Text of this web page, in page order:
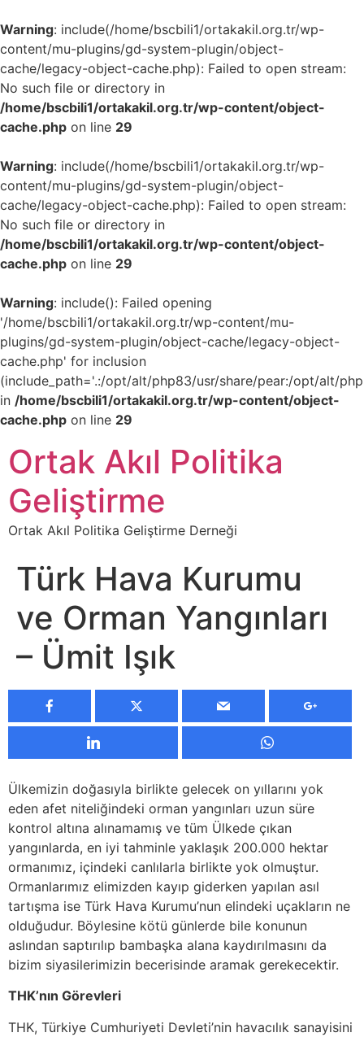
Warning: include(/home/bscbili1/ortakakil.org.tr/wp-
content/mu-plugins/gd-system-plugin/object-
cache/legacy-object-cache.php): Failed to open stream:
No such file or directory in
/home/bscbili1/ortakakil.org.tr/wp-content/object-
cache.php on line 29
Warning: include(/home/bscbili1/ortakakil.org.tr/wp-
content/mu-plugins/gd-system-plugin/object-
cache/legacy-object-cache.php): Failed to open stream:
No such file or directory in
/home/bscbili1/ortakakil.org.tr/wp-content/object-
cache.php on line 29
Warning: include(): Failed opening
'/home/bscbili1/ortakakil.org.tr/wp-content/mu-
plugins/gd-system-plugin/object-cache/legacy-object-
cache.php' for inclusion
(include_path='.:/opt/alt/php83/usr/share/pear:/opt/alt/
in /home/bscbili1/ortakakil.org.tr/wp-content/object-
cache.php on line 29
Ortak Akıl Politika
Geliştirme
Ortak Akıl Politika Geliştirme Derneği
Türk Hava Kurumu
ve Orman Yangınları
– Ümit Işık
Ülkemizin doğasıyla birlikte gelecek on yıllarını yok
eden afet niteliğindeki orman yangınları uzun süre
kontrol altına alınamamış ve tüm Ülkede çıkan
yangınlarda, en iyi tahminle yaklaşık 200.000 hektar
ormanımız, içindeki canlılarla birlikte yok olmuştur.
Ormanlarımız elimizden kayıp giderken yapılan asıl
tartışma ise Türk Hava Kurumu’nun elindeki uçakların ne
olduğudur. Böylesine kötü günlerde bile konunun
aslından saptırılıp bambaşka alana kaydırılmasını da
bizim siyasilerimizin becerisinde aramak gerekecektir.
THK’nın Görevleri
THK, Türkiye Cumhuriyeti Devleti’nin havacılık sanayisini